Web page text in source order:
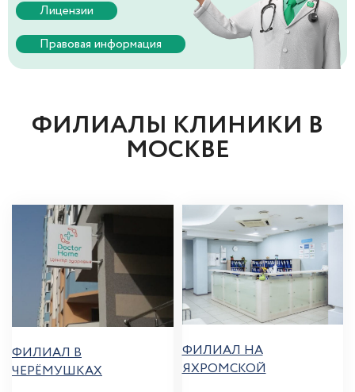
Лицензии
Правовая информация
ФИЛИАЛЫ КЛИНИКИ В
МОСКВЕ
ФИЛИАЛ В
ЧЕРЁМУШКАХ
ФИЛИАЛ НА
ЯХРОМСКОЙ